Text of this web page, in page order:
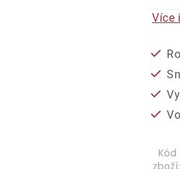
Více
Kód
zboží: